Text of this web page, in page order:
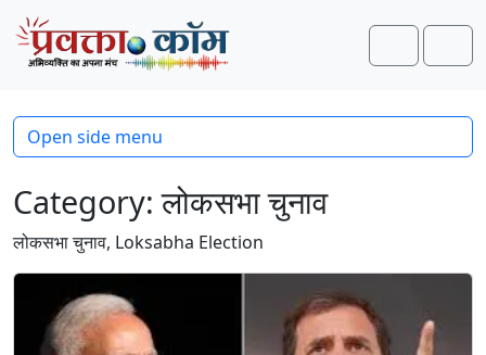
Skip to content
Skip to footer
Search
Category:लोकसभा चुनाव
लोकसभा चुनाव, Loksabha Election
Open side menu